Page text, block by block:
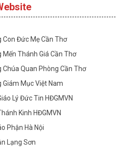
Con Đức Mẹ Cần Thơ
Mến Thánh Giá Cần Thơ
Chúa Quan Phòng Cần Thơ
Giám Mục Việt Nam
Lý Đức Tin HĐGMVN
Kinh HĐGMVN
Phận Hà Nội
Lạng Sơn